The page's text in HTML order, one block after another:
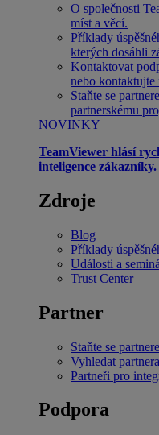
O společnosti
míst a věcí.
Příklady
kterých dosáhli
Kontaktovat
nebo kontaktujte
Staňte se
partnerskému
NOVINKY
TeamViewer hlásí
inteligence zákazníky.
Zdroje
Blog
Příklady
Události a
Trust Center
Partner
Staňte se
Vyhledat partnera
Partneři pro
Podpora